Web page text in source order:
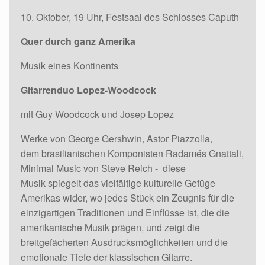
10. Oktober, 19 Uhr, Festsaal des Schlosses Caputh
Quer durch ganz Amerika
Musik eines Kontinents
Gitarrenduo Lopez-Woodcock
mit Guy Woodcock und Josep Lopez
Werke von George Gershwin, Astor Piazzolla,
dem brasilianischen Komponisten Radamés Gnattali,
Minimal Music von Steve Reich - diese
Musik spiegelt das vielfältige kulturelle Gefüge
Amerikas wider, wo jedes Stück ein Zeugnis für die
einzigartigen Traditionen und Einflüsse ist, die die
amerikanische Musik prägen, und zeigt die
breitgefächerten Ausdrucksmöglichkeiten und die
emotionale Tiefe der klassischen Gitarre.